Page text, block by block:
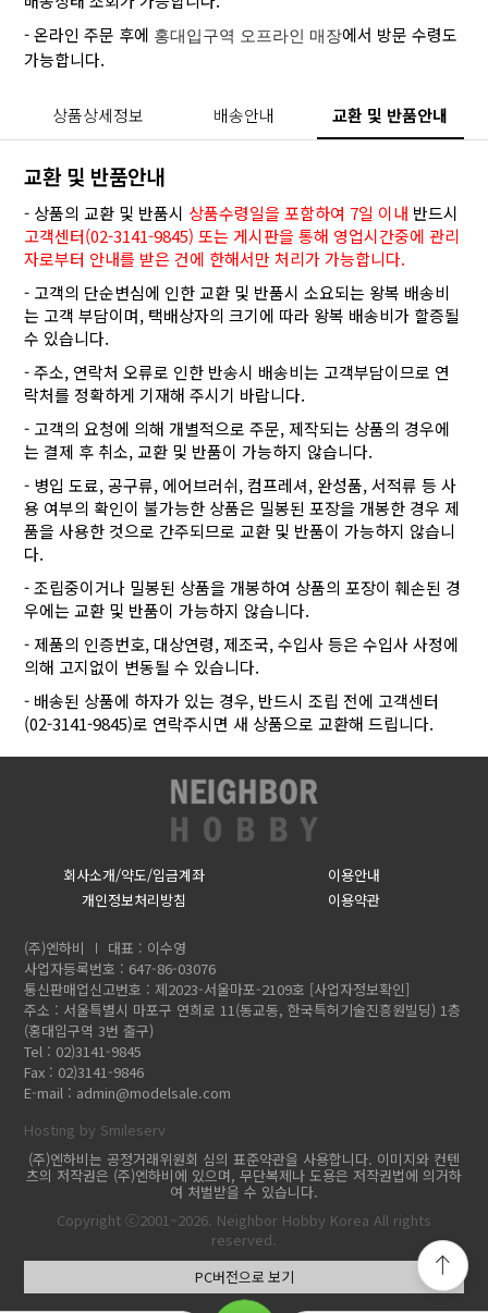
- 온라인 주문 후에 홍대입구역 오프라인 매장에서 방문 수령도
가능합니다.
상품상세정보 배송안내 교환 및 반품안내
교환 및 반품안내
- 상품의 교환 및 반품시 상품수령일을 포함하여 7일 이내 반드시
고객센터(02-3141-9845) 또는 게시판을 통해 영업시간중에 관리
자로부터 안내를 받은 건에 한해서만 처리가 가능합니다.
- 고객의 단순변심에 인한 교환 및 반품시 소요되는 왕복 배송비
는 고객 부담이며, 택배상자의 크기에 따라 왕복 배송비가 할증될
수 있습니다.
- 주소, 연락처 오류로 인한 반송시 배송비는 고객부담이므로 연
락처를 정확하게 기재해 주시기 바랍니다.
- 고객의 요청에 의해 개별적으로 주문, 제작되는 상품의 경우에
는 결제 후 취소, 교환 및 반품이 가능하지 않습니다.
- 병입 도료, 공구류, 에어브러쉬, 컴프레셔, 완성품, 서적류 등 사
용 여부의 확인이 불가능한 상품은 밀봉된 포장을 개봉한 경우 제
품을 사용한 것으로 간주되므로 교환 및 반품이 가능하지 않습니
다.
- 조립중이거나 밀봉된 상품을 개봉하여 상품의 포장이 훼손된 경
우에는 교환 및 반품이 가능하지 않습니다.
- 제품의 인증번호, 대상연령, 제조국, 수입사 등은 수입사 사정에
의해 고지없이 변동될 수 있습니다.
- 배송된 상품에 하자가 있는 경우, 반드시 조립 전에 고객센터
(02-3141-9845)로 연락주시면 새 상품으로 교환해 드립니다.
회사소개/약도/입금계좌
이용안내
개인정보처리방침
이용약관
(주)엔하비
대표 : 이수영
사업자등록번호 : 647-86-03076
통신판매업신고번호 : 제2023-서울마포-2109호 [사업자정보확인]
주소 : 서울특별시 마포구 연희로 11(동교동, 한국특허기술진흥원빌딩) 1층
(홍대입구역 3번 출구)
Tel : 02)3141-9845
Fax : 02)3141-9846
E-mail : admin@modelsale.com
Hosting by Smileserv
(주)엔하비는 공정거래위원회 심의 표준약관을 사용합니다. 이미지와 컨텐
츠의 저작권은 (주)엔하비에 있으며, 무단복제나 도용은 저작권법에 의거하
여 처벌받을 수 있습니다.
Copyright ⓒ2001~2026. Neighbor Hobby Korea All rights
reserved.
PC버전으로 보기